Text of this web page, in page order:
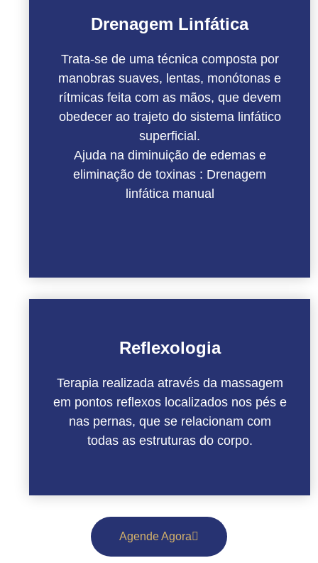
Drenagem Linfática
Trata-se de uma técnica composta por
manobras suaves, lentas, monótonas e
rítmicas feita com as mãos, que devem
obedecer ao trajeto do sistema linfático
superficial.
Ajuda na diminuição de edemas e
eliminação de toxinas : Drenagem
linfática manual
Reflexologia
Terapia realizada através da massagem
em pontos reflexos localizados nos pés e
nas pernas, que se relacionam com
todas as estruturas do corpo.
Agende Agora